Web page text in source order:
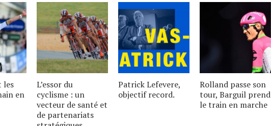
les
en
L’essor du
cyclisme : un
vecteur de santé et
de partenariats
Patrick Lefevere,
objectif record.
Rolland passe son
tour, Barguil prend
le train en marche